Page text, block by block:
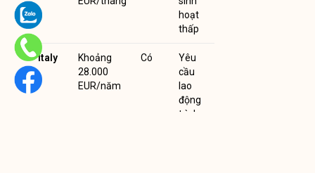
hoạt
thấp
Italy
Khoảng
28.000
EUR/năm
Có
Yêu
cầu
lao
động
trình